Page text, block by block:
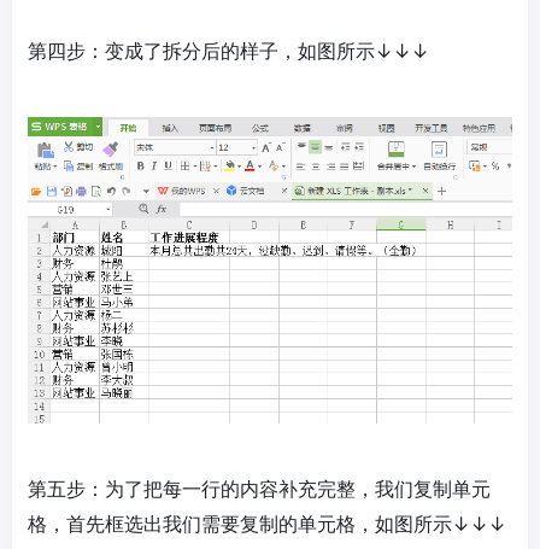
第四步：变成了拆分后的样子，如图所示↓↓↓
第五步：为了把每一行的内容补充完整，我们复制单元
格，首先框选出我们需要复制的单元格，如图所示↓↓↓